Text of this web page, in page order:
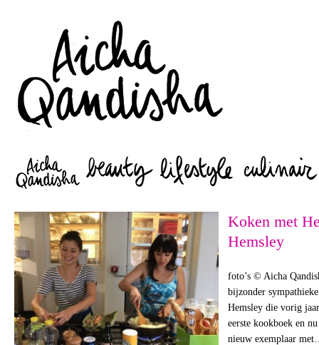
Koken met
Hemsley
foto’s © Aicha
bijzonder
Hemsley die vorig
eerste kookboek en
nieuw exemplaar